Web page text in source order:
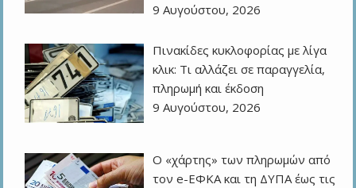
9 Αυγούστου, 2026
Πινακίδες κυκλοφορίας με λίγα
κλικ: Τι αλλάζει σε παραγγελία,
πληρωμή και έκδοση
9 Αυγούστου, 2026
Ο «χάρτης» των πληρωμών από
τον e-ΕΦΚΑ και τη ΔΥΠΑ έως τις